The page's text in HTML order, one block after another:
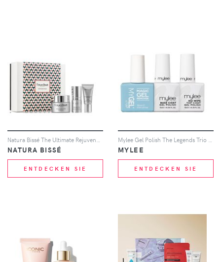
NATURA BISSÉ
ENTDECKEN SIE
MYLEE
ENTDECKEN SIE